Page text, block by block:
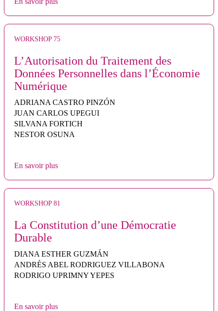
WORKSHOP 75
L’Autorisation du Traitement des
Données Personnelles dans l’Économie
Numérique
ADRIANA CASTRO PINZÓN
JUAN CARLOS UPEGUI
SILVANA FORTICH
NESTOR OSUNA
En savoir plus
WORKSHOP 81
La Constitution d’une Démocratie
Durable
DIANA ESTHER GUZMÁN
ANDRÉS ABEL RODRIGUEZ VILLABONA
RODRIGO UPRIMNY YEPES
En savoir plus